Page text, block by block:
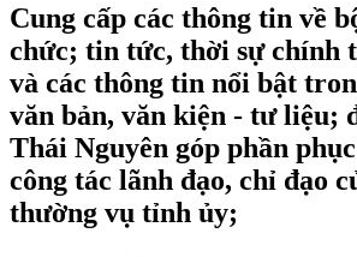
Cung cấp các thông tin về
chức; tin tức, thời sự chính
và các thông tin nổi bật
văn bản, văn kiện - tư liệu;
Thái Nguyên góp phần
công tác lãnh đạo, chỉ đạo
thường vụ tỉnh ủy;